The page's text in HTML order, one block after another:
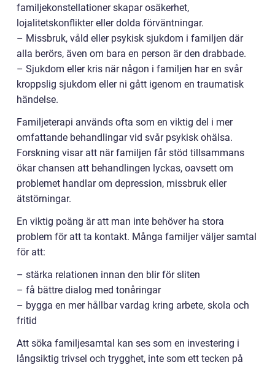
familjekonstellationer skapar osäkerhet,
lojalitetskonflikter eller dolda förväntningar.
– Missbruk, våld eller psykisk sjukdom i familjen där
alla berörs, även om bara en person är den drabbade.
– Sjukdom eller kris när någon i familjen har en svår
kroppslig sjukdom eller ni gått igenom en traumatisk
händelse.
Familjeterapi används ofta som en viktig del i mer
omfattande behandlingar vid svår psykisk ohälsa.
Forskning visar att när familjen får stöd tillsammans
ökar chansen att behandlingen lyckas, oavsett om
problemet handlar om depression, missbruk eller
ätstörningar.
En viktig poäng är att man inte behöver ha stora
problem för att ta kontakt. Många familjer väljer samtal
för att:
– stärka relationen innan den blir för sliten
– få bättre dialog med tonåringar
– bygga en mer hållbar vardag kring arbete, skola och
fritid
Att söka familjesamtal kan ses som en investering i
långsiktig trivsel och trygghet, inte som ett tecken på